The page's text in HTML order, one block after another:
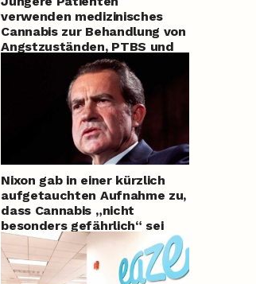
verwenden medizinisches
Cannabis zur Behandlung von
Angstzuständen, PTBS und
chronischen Schmerzen laut
einer Studie
Nixon gab in einer kürzlich
aufgetauchten Aufnahme zu,
dass Cannabis „nicht
besonders gefährlich“ sei